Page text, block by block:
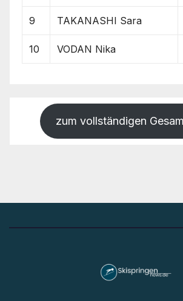
9 TAKANASHI Sara
10 VODAN Nika
zum vollständigen